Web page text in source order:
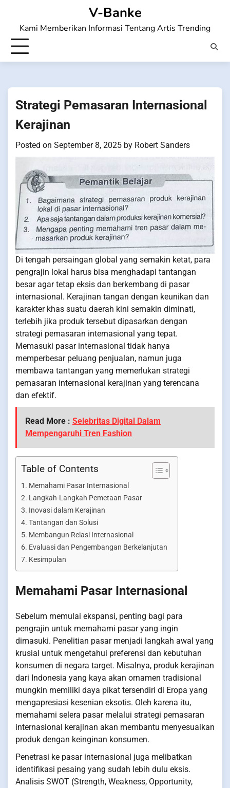
content
V-Banke
Kami Memberikan Informasi Tentang Artis Trending
Strategi Pemasaran Internasional
Kerajinan
Posted on September 8, 2025 by Robert Sanders
Di tengah persaingan global yang semakin ketat, para
pengrajin lokal harus bisa menghadapi tantangan
besar agar tetap eksis dan berkembang di pasar
internasional. Kerajinan tangan dengan keunikan dan
karakter khas suatu daerah kini semakin diminati,
terlebih jika produk tersebut dipasarkan dengan
strategi pemasaran internasional yang tepat.
Memasuki pasar internasional tidak hanya
memperbesar peluang penjualan, namun juga
membawa tantangan yang memerlukan strategi
pemasaran internasional kerajinan yang terencana
dan efektif.
Read More : Selebritas Digital Dalam
Mempengaruhi Tren Fashion
Table of Contents
Memahami Pasar Internasional
Langkah-Langkah Pemetaan Pasar
Inovasi dalam Kerajinan
Tantangan dan Solusi
Membangun Relasi Internasional
Evaluasi dan Pengembangan Berkelanjutan
Kesimpulan
Memahami Pasar Internasional
Sebelum memulai ekspansi, penting bagi para
pengrajin untuk memahami pasar yang ingin
dimasuki. Penelitian pasar menjadi langkah awal yang
krusial untuk mengetahui preferensi dan kebutuhan
konsumen di negara target. Misalnya, produk kerajinan
dari Indonesia yang kaya akan ornamen tradisional
mungkin memiliki daya pikat tersendiri di Eropa yang
mengapresiasi kesenian eksotis. Oleh karena itu,
memahami selera pasar melalui strategi pemasaran
internasional kerajinan akan membantu menyesuaikan
produk dengan keinginan konsumen.
Penetrasi ke pasar internasional juga melibatkan
identifikasi pesaing yang sudah lebih dulu eksis.
Analisis SWOT (Strength, Weakness, Opportunity,